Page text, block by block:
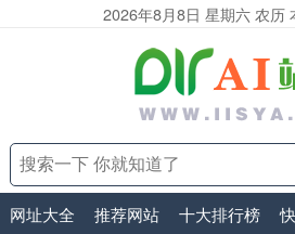
2026年8月8日 星期六 农历
网址大全 推荐网站 十大排行榜